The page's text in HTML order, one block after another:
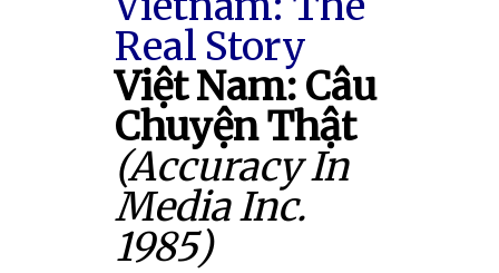
Real Story
Việt Nam: Câu
Chuyện Thật
(Accuracy In
Media Inc.
1985)